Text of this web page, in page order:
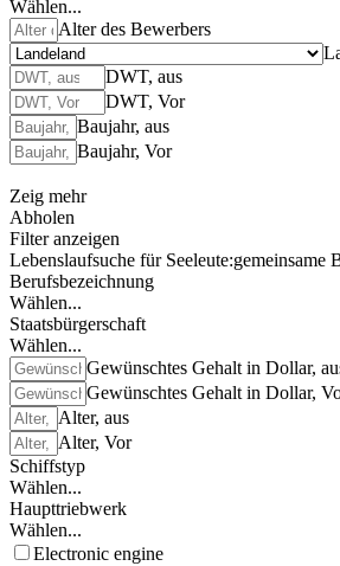
Wählen...
Alter des Bewerbers
DWT, aus
DWT, Vor
Baujahr, aus
Baujahr, Vor
Zeig mehr
Abholen
Filter anzeigen
Lebenslaufsuche für Seeleute:gemeinsame
Berufsbezeichnung
Wählen...
Staatsbürgerschaft
Wählen...
Gewünschtes Gehalt in Dollar,
Gewünschtes Gehalt in Dollar,
Alter, aus
Alter, Vor
Schiffstyp
Wählen...
Haupttriebwerk
Wählen...
Electronic engine